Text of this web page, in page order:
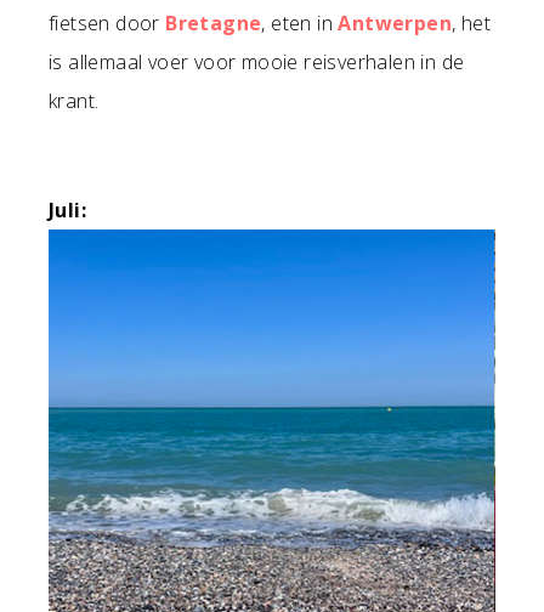
fietsen door Bretagne, eten inAntwerpen, het
is allemaal voer voor mooie reisverhalen in de
krant.
Juli: